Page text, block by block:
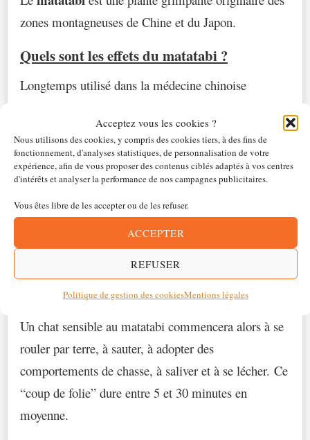
Acceptez vous les cookies ?
Nous utilisons des cookies, y compris des cookies tiers, à des fins de
fonctionnement, d'analyses statistiques, de personnalisation de votre
expérience, afin de vous proposer des contenus ciblés adaptés à vos centres
d'intérêts et analyser la performance de nos campagnes publicitaires.
Vous êtes libre de les accepter ou de les refuser.
ACCEPTER
REFUSER
Politique de gestion des cookiesMentions légales
zones montagneuses de Chine et du Japon.
Quels sont les effets du matatabi ?
Longtemps utilisé dans la médecine chinoise
Il permet destimulerle chat comme un jeu
classique durant la phase euphorique et de le
détendredurant la phase de repos.
Lorsqu’il est en format bâton,le matatabi pour chat
une brosse à dent naturelle et
aide à éliminer le tartre.
Un chat sensible au matatabi commencera alors à se
rouler par terre, à sauter, à adopter des
comportements de chasse, à saliver et à se lécher. Ce
“coup de folie” dure entre 5 et 30 minutes en
moyenne.